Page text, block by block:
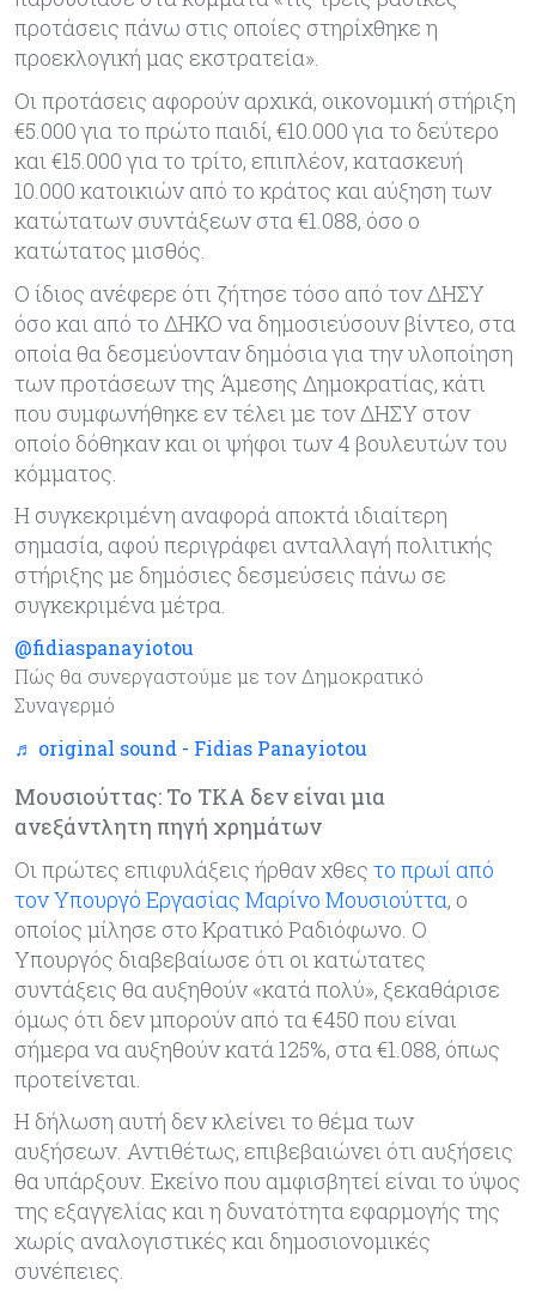
προτάσεις πάνω στις οποίες στηρίχθηκε η
προεκλογική μας εκστρατεία».
Οι προτάσεις αφορούν αρχικά, οικονομική στήριξη
€5.000 για το πρώτο παιδί, €10.000 για το δεύτερο
και €15.000 για το τρίτο, επιπλέον, κατασκευή
10.000 κατοικιών από το κράτος και αύξηση των
κατώτατων συντάξεων στα €1.088, όσο ο
κατώτατος μισθός.
Ο ίδιος ανέφερε ότι ζήτησε τόσο από τον ΔΗΣΥ
όσο και από το ΔΗΚΟ να δημοσιεύσουν βίντεο, στα
οποία θα δεσμεύονταν δημόσια για την υλοποίηση
των προτάσεων της Άμεσης Δημοκρατίας, κάτι
που συμφωνήθηκε εν τέλει με τον ΔΗΣΥ στον
οποίο δόθηκαν και οι ψήφοι των 4 βουλευτών του
κόμματος.
Η συγκεκριμένη αναφορά αποκτά ιδιαίτερη
σημασία, αφού περιγράφει ανταλλαγή πολιτικής
στήριξης με δημόσιες δεσμεύσεις πάνω σε
συγκεκριμένα μέτρα.
@fidiaspanayiotou
Πώς θα συνεργαστούμε με τον Δημοκρατικό
Συναγερμό
♬ original sound - Fidias Panayiotou
Μουσιούττας: Το ΤΚΑ δεν είναι μια
ανεξάντλητη πηγή χρημάτων
Οι πρώτες επιφυλάξεις ήρθαν χθες το πρωί από
τον Υπουργό Εργασίας Μαρίνο Μουσιούττα, ο
οποίος μίλησε στο Κρατικό Ραδιόφωνο. Ο
Υπουργός διαβεβαίωσε ότι οι κατώτατες
συντάξεις θα αυξηθούν «κατά πολύ», ξεκαθάρισε
όμως ότι δεν μπορούν από τα €450 που είναι
σήμερα να αυξηθούν κατά 125%, στα €1.088, όπως
προτείνεται.
Η δήλωση αυτή δεν κλείνει το θέμα των
αυξήσεων. Αντιθέτως, επιβεβαιώνει ότι αυξήσεις
θα υπάρξουν. Εκείνο που αμφισβητεί είναι το ύψος
της εξαγγελίας και η δυνατότητα εφαρμογής της
χωρίς αναλογιστικές και δημοσιονομικές
συνέπειες.